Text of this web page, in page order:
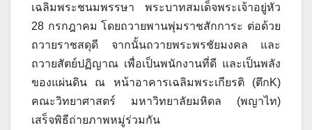
เฉลิมพระชนมพรรษา พระบาทสมเด็จพระเจ้าอยู่หัว
28 กรกฎาคม โดยถวายพานพุ่มราชสักการะ ต่อด้วย
ถวายราชสดุดี จากนั้นถวายพระพรชัยมงคล และ
ถวายสัตย์ปฏิญาณ เพื่อเป็นพนักงานที่ดี และเป็นพลัง
ของแผ่นดิน ณ หน้าอาคารเฉลิมพระเกียรติ (ตึกK)
คณะวิทยาศาสตร์ มหาวิทยาลัยมหิดล (พญาไท)
เสร็จพิธีถ่ายภาพหมู่ร่วมกัน